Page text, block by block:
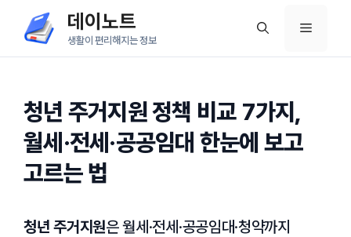
츠
데이노트
생활이 편리해지는 정보
메
청년 주거지원 정책 비교 7가지,
월세·전세·공공임대 한눈에 보고
고르는 법
청년 주거지원은 월세·전세·공공임대·청약까지